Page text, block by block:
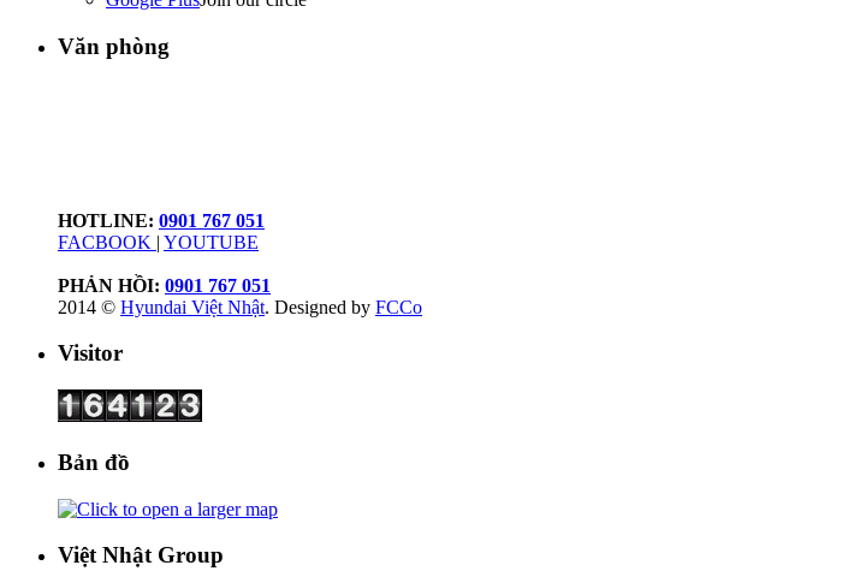
Văn phòng
HOTLINE: 0901 767 051
FACBOOK | YOUTUBE
PHẢN HỒI: 0901 767 051
2014 © Hyundai Việt Nhật. Designed by FCCo
Visitor
Bản đồ
Việt Nhật Group